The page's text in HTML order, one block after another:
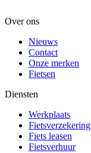
Over ons
Nieuws
Contact
Onze merken
Fietsen
Diensten
Werkplaats
Fietsverzekering
Fiets leasen
Fietsverhuur